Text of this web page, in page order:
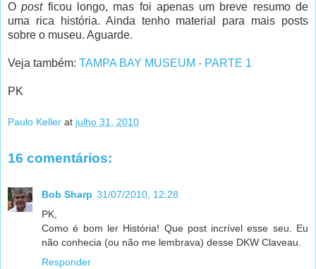
Opostficou longo, mas foi apenas um breve resumo de
uma rica história. Ainda tenho material para mais posts
sobre o museu. Aguarde.
Veja também: TAMPA BAY MUSEUM - PARTE 1
PK
Paulo Keller at julho 31, 2010
16 comentários:
Bob Sharp 31/07/2010, 12:28
PK,
Como é bom ler História! Que post incrível esse seu. Eu
não conhecia (ou não me lembrava) desse DKW Claveau.
Responder